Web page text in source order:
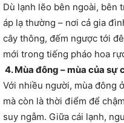
Dù lạnh lẽo bên ngoài, bên
áp lạ thường – nơi cả gia
cây thông, đếm ngược tới
mới trong tiếng pháo hoa
4. Mùa đông – mùa của sự
Với nhiều người, mùa đông
mà còn là thời điểm để
suy ngẫm. Giữa cái lạnh,